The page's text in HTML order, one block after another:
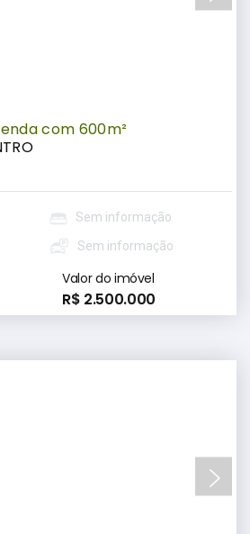
com 600m²
Sem informação
Sem informação
Valor do imóvel
R$ 2.500.000